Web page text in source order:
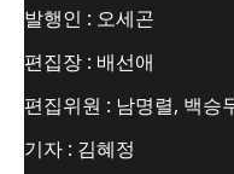
발행인 : 오세곤
편집장 : 배선애
편집위원 : 남명렬, 백승
기자 : 김혜정